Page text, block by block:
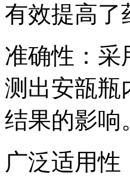
有效提高了
准确性：采
测出安瓿瓶
结果的影响
广泛适用